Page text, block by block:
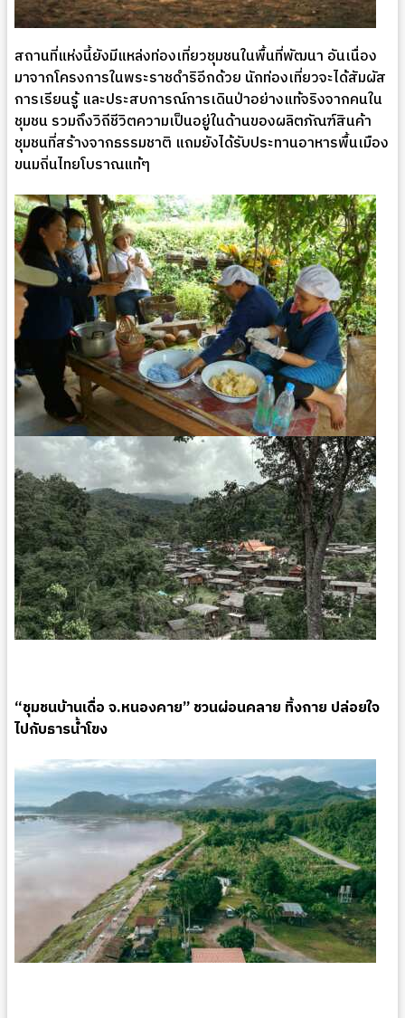
สถานที่แห่งนี้ยังมีแหล่งท่องเที่ยวชุมชนในพื้นที่พัฒนา อันเนื่อง
มาจากโครงการในพระราชดำริอีกด้วย นักท่องเที่ยวจะได้สัมผัส
การเรียนรู้ และประสบการณ์การเดินป่าอย่างแท้จริงจากคนใน
ชุมชน รวมถึงวิถีชีวิตความเป็นอยู่ในด้านของผลิตภัณฑ์สินค้า
ชุมชนที่สร้างจากธรรมชาติ แถมยังได้รับประทานอาหารพื้นเมือง
ขนมถิ่นไทยโบราณแท้ๆ
“ชุมชนบ้านเดื่อ จ.หนองคาย” ชวนผ่อนคลาย ทิ้งกาย ปล่อยใจ
ไปกับธารน้ำโขง